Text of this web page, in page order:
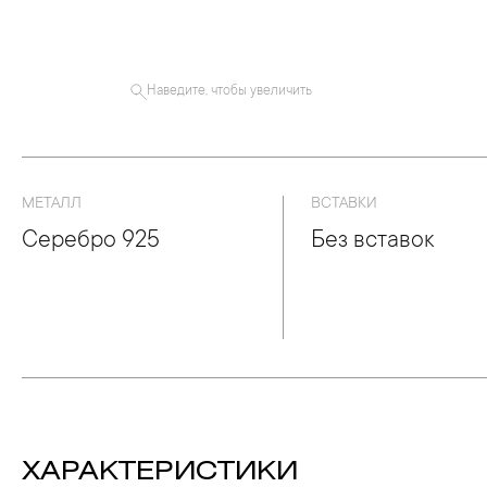
Наведите, чтобы увеличить
МЕТАЛЛ
Серебро 925
ВСТАВКИ
Без вставок
ХАРАКТЕРИСТИКИ